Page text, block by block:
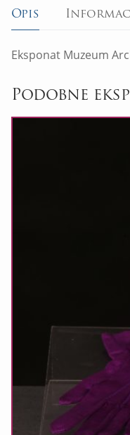
Opis
Eksponat Muzeum
Podobne